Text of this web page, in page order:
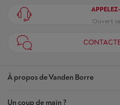
À propos de Vanden Borre
Un coup de main ?
Ouvert